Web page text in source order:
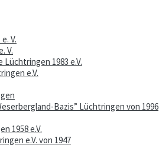
V.
V.
1983 e.V.
e.V.
Bazis” Lüchtringen von 1996
1958 e.V.
e.V. von 1947